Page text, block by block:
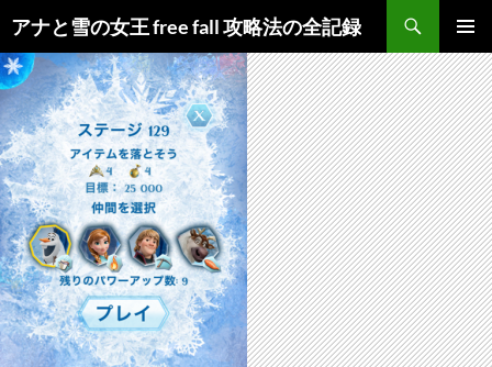
アナと雪の女王 free fall 攻略法の全記録
索
メインメ
ニュー
ン
テ
ン
ツ
へ
ス
キ
ッ
プ